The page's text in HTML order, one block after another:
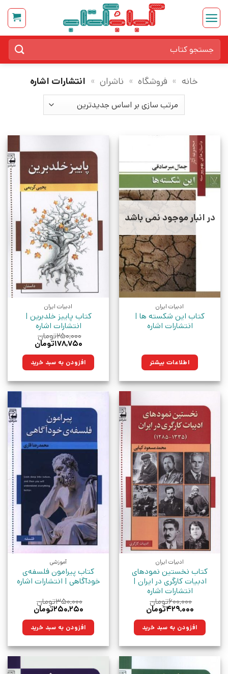
Skip
content
برای:
خانه » فروشگاه » ناشران » انتشارات اشاره
در انبار موجود نمی باشد
ادبیات ایران
کتاب این شکسته‌ ها |
انتشارات اشاره
اطلاعات بیشتر
ادبیات ایران
کتاب پاییز خلدبرین |
انتشارات اشاره
۲۵۰,۰۰۰تومان
قیمت
۲۵۰,۰۰۰تومان
بود.
۱۷۸,۷۵۰تومان
۱۷۸,۷۵۰تومان.افزودن به سبد خرید
ادبیات ایران
کتاب نخستین نمودهای
ادبیات کارگری در ایران |
انتشارات اشاره
۶۰۰,۰۰۰تومان
قیمت
۶۰۰,۰۰۰تومان
بود.
۴۲۹,۰۰۰تومان
۴۲۹,۰۰۰تومان.افزودن به سبد خرید
آموزشی
کتاب پیرامون فلسفه‌ی
خودآگاهی | انتشارات اشاره
۳۵۰,۰۰۰تومان
قیمت
۳۵۰,۰۰۰تومان
بود.
۲۵۰,۲۵۰تومان
۲۵۰,۲۵۰تومان.افزودن به سبد خرید